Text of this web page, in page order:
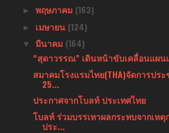
► พฤษภาคม (163)
► เมษายน (124)
▼ มีนาคม (164)
“สุดาวรรณ” เดินหน้าขับเคลื่อนแผ
สมาคมโรงแรมไทย(THA)จัดการป
25...
ประกาศจากโบลท์ ประเทศไทย
โบลท์ ร่วมบรรเทาผลกระทบจากเห
ประ...